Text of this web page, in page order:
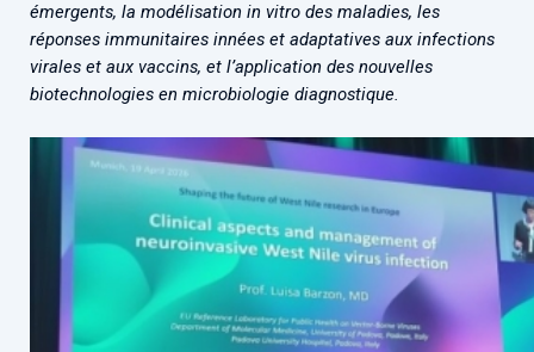
émergents, la modélisation in vitro des maladies, les
réponses immunitaires innées et adaptatives aux infections
virales et aux vaccins, et l’application des nouvelles
biotechnologies en microbiologie diagnostique.